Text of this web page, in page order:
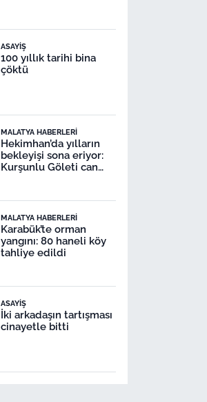
ASAYIŞ
100 yıllık tarihi bina
çöktü
MALATYA HABERLERI
Hekimhan’da yılların
bekleyişi sona eriyor:
Kurşunlu Göleti can
MALATYA HABERLERI
Karabük’te orman
yangını: 80 haneli köy
tahliye edildi
ASAYIŞ
İki arkadaşın tartışması
cinayetle bitti